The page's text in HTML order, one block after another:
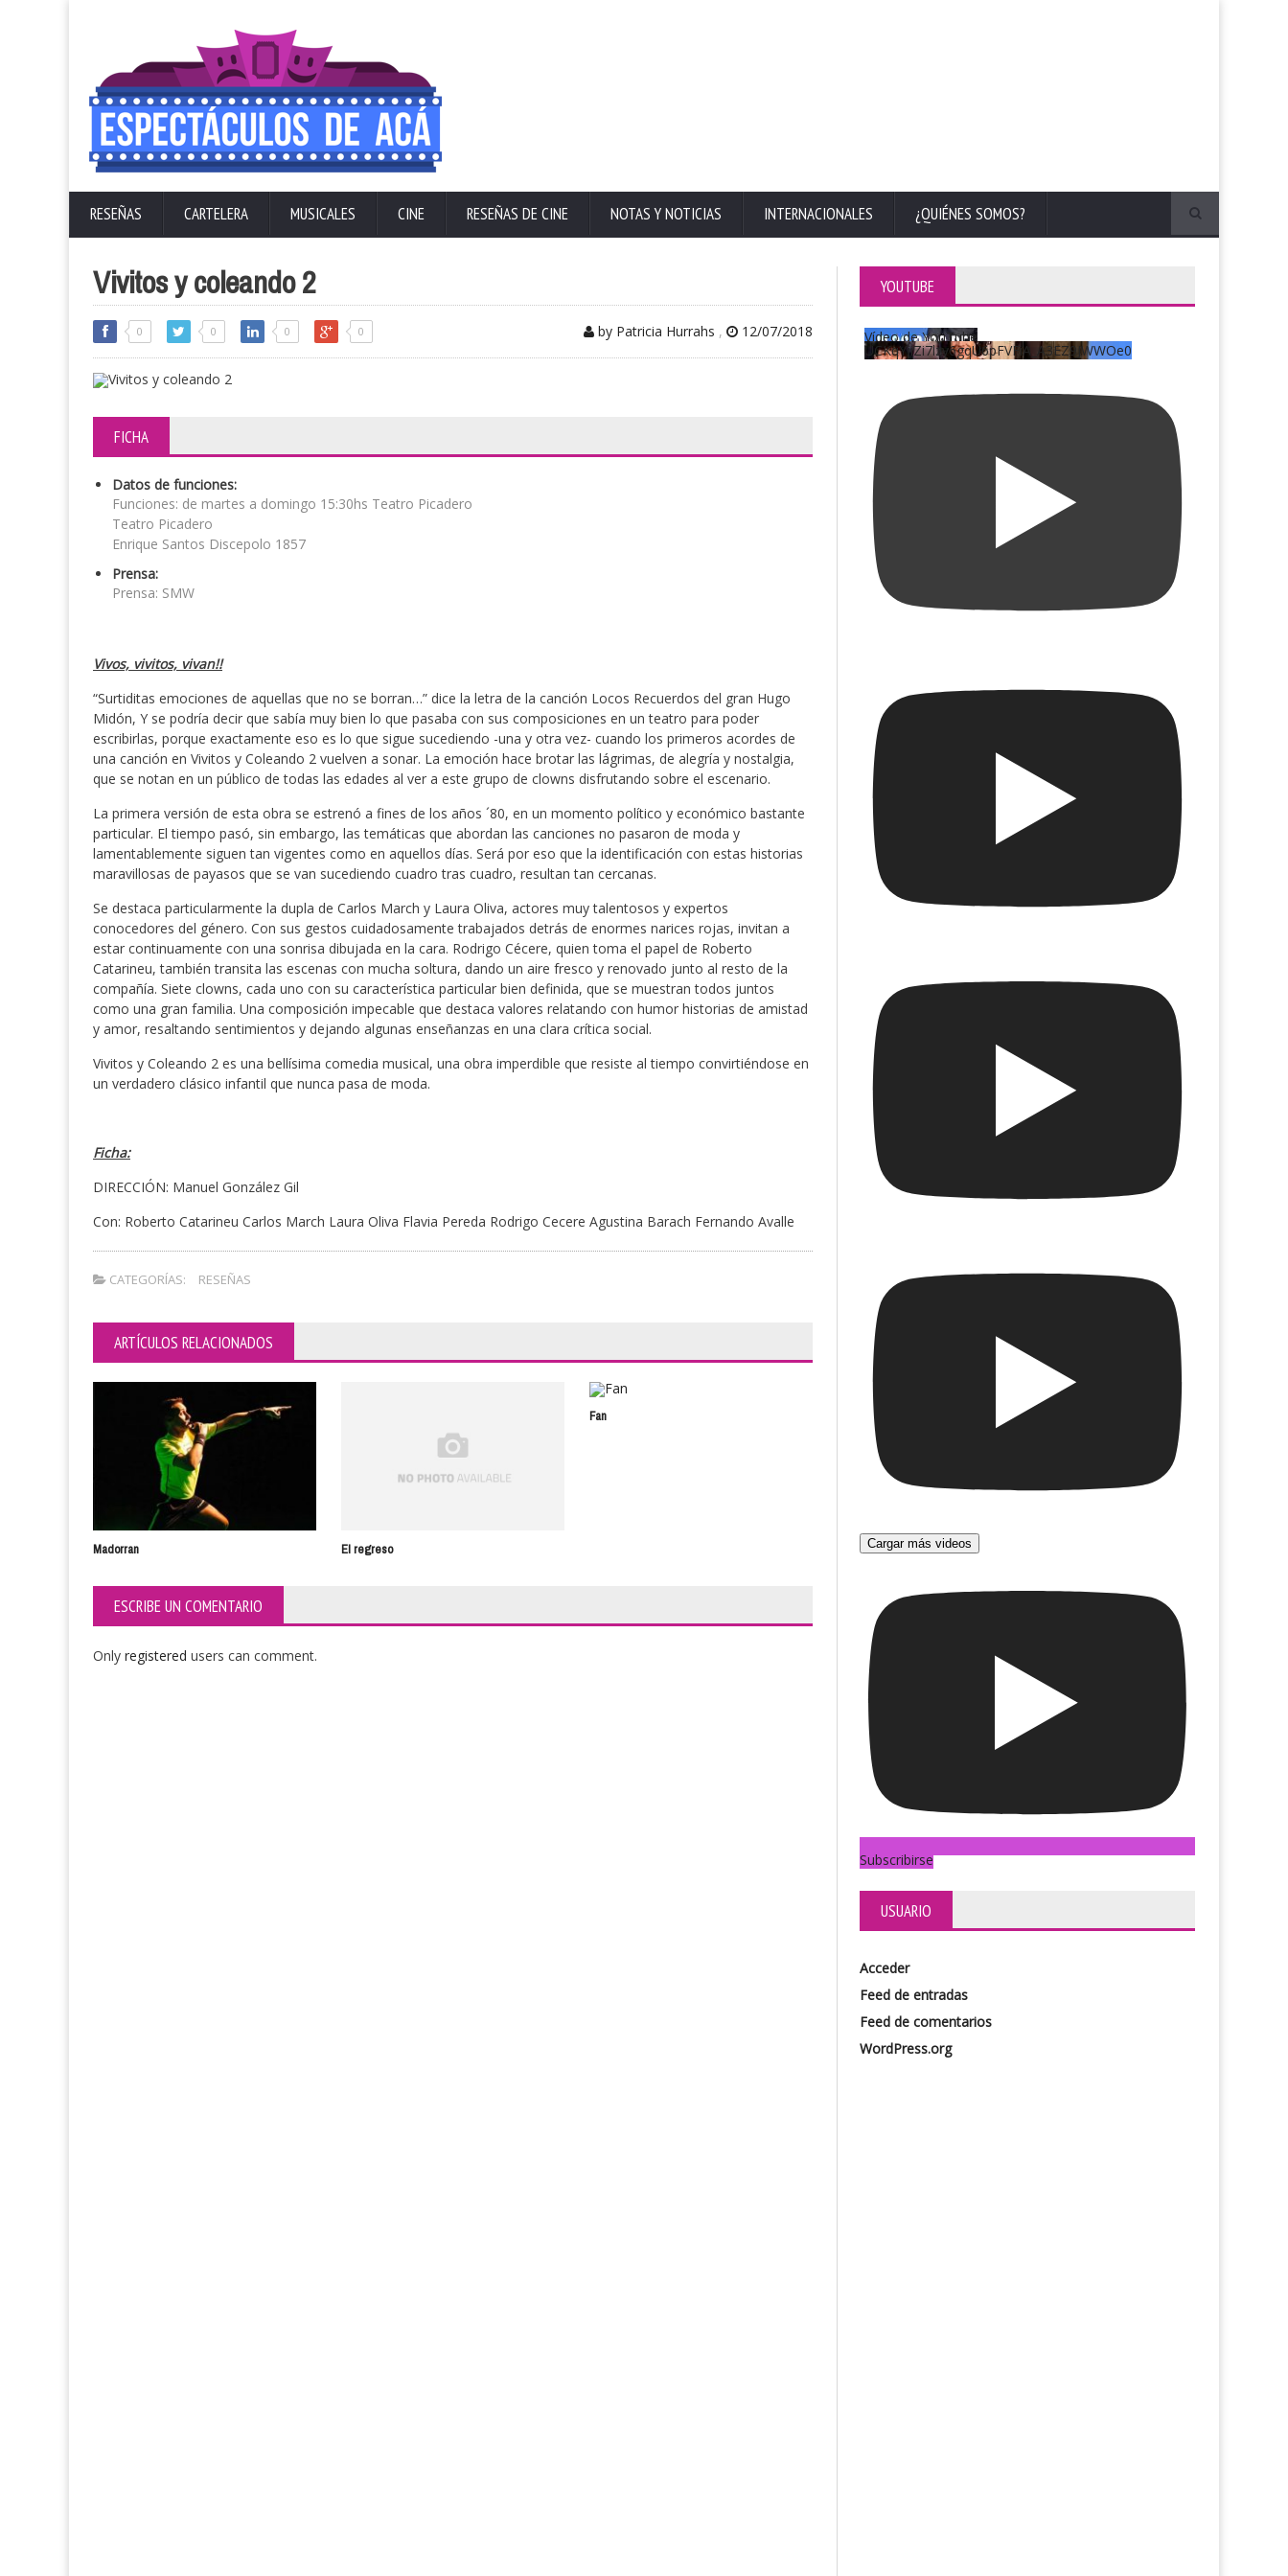
RESEÑAS CARTELERA MUSICALES CINE RESEÑAS DE CINE NOTAS Y NOTICIAS INTERNACIONALES ¿QUIÉNES SOMOS?
Vivitos y coleando 2
0 0 0 0 by Patricia Hurrahs , 12/07/2018
FICHA
Datos de funciones:
Funciones: de martes a domingo 15:30hs Teatro Picadero
Teatro Picadero
Enrique Santos Discepolo 1857
Prensa:
Prensa: SMW
Vivos, vivitos, vivan!!
“Surtiditas emociones de aquellas que no se borran…” dice la letra de la canción Locos Recuerdos del gran Hugo
Midón, Y se podría decir que sabía muy bien lo que pasaba con sus composiciones en un teatro para poder
escribirlas, porque exactamente eso es lo que sigue sucediendo -una y otra vez- cuando los primeros acordes de
una canción en Vivitos y Coleando 2 vuelven a sonar. La emoción hace brotar las lágrimas, de alegría y nostalgia,
que se notan en un público de todas las edades al ver a este grupo de clowns disfrutando sobre el escenario.
La primera versión de esta obra se estrenó a fines de los años ´80, en un momento político y económico bastante
particular. El tiempo pasó, sin embargo, las temáticas que abordan las canciones no pasaron de moda y
lamentablemente siguen tan vigentes como en aquellos días. Será por eso que la identificación con estas historias
maravillosas de payasos que se van sucediendo cuadro tras cuadro, resultan tan cercanas.
Se destaca particularmente la dupla de Carlos March y Laura Oliva, actores muy talentosos y expertos
conocedores del género. Con sus gestos cuidadosamente trabajados detrás de enormes narices rojas, invitan a
estar continuamente con una sonrisa dibujada en la cara. Rodrigo Cécere, quien toma el papel de Roberto
Catarineu, también transita las escenas con mucha soltura, dando un aire fresco y renovado junto al resto de la
compañía. Siete clowns, cada uno con su característica particular bien definida, que se muestran todos juntos
como una gran familia. Una composición impecable que destaca valores relatando con humor historias de amistad
y amor, resaltando sentimientos y dejando algunas enseñanzas en una clara crítica social.
Vivitos y Coleando 2 es una bellísima comedia musical, una obra imperdible que resiste al tiempo convirtiéndose en
un verdadero clásico infantil que nunca pasa de moda.
Ficha:
DIRECCIÓN: Manuel González Gil
Con: Roberto Catarineu Carlos March Laura Oliva Flavia Pereda Rodrigo Cecere Agustina Barach Fernando Avalle
CATEGORÍAS: RESEÑAS
ARTÍCULOS RELACIONADOS
Madorran El regreso
Fan
Tomar la fabrica
Érase una vez en San Francisco
ESCRIBE UN COMENTARIO
Only registered users can comment.
YOUTUBE
Vídeo de YouTube
UCKqYjiZi7lzy6gqU6pFVFiA_A3EZ9JWWOe0
Cargar más videos
Subscribirse
USUARIO
Acceder
Feed de entradas
Feed de comentarios
WordPress.org